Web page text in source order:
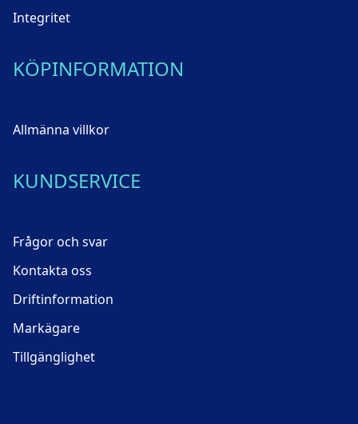
Integritet
KÖPINFORMATION
Allmänna villkor
KUNDSERVICE
Frågor och svar
Kontakta oss
Driftinformation
Markägare
Tillgänglighet